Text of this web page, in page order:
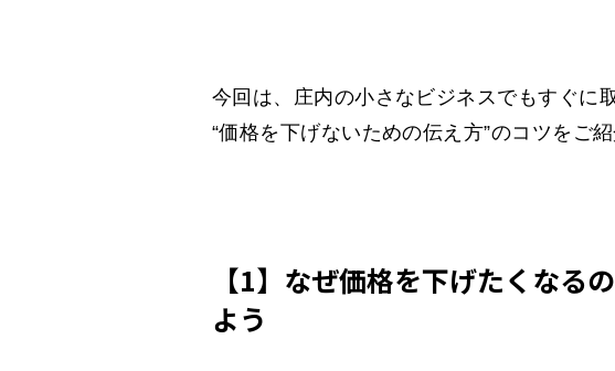
今回は、庄内の小さなビジネスでもすぐに
“価格を下げないための伝え方”のコツをご紹
【1】なぜ価格を下げたくなる
よう